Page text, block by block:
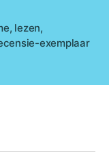
, lezen,
exemplaar